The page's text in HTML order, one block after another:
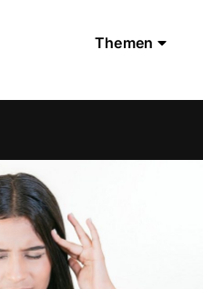
Themen